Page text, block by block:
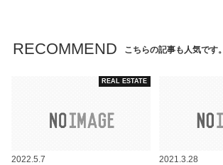
RECOMMEND こちらの記事も人気です。
REAL ESTATE
2022.5.7
2021.3.28